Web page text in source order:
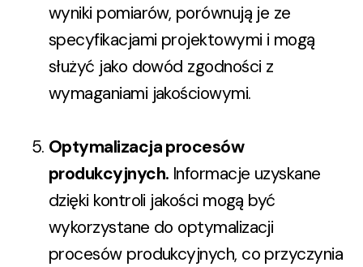
wyniki pomiarów, porównują je ze
specyfikacjami projektowymi i mogą
służyć jako dowód zgodności z
wymaganiami jakościowymi.
Optymalizacja procesów
produkcyjnych. Informacje uzyskane
dzięki kontroli jakości mogą być
wykorzystane do optymalizacji
procesów produkcyjnych, co przyczynia